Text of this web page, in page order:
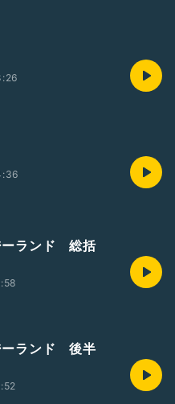
ーランド 総括
ーランド 後半